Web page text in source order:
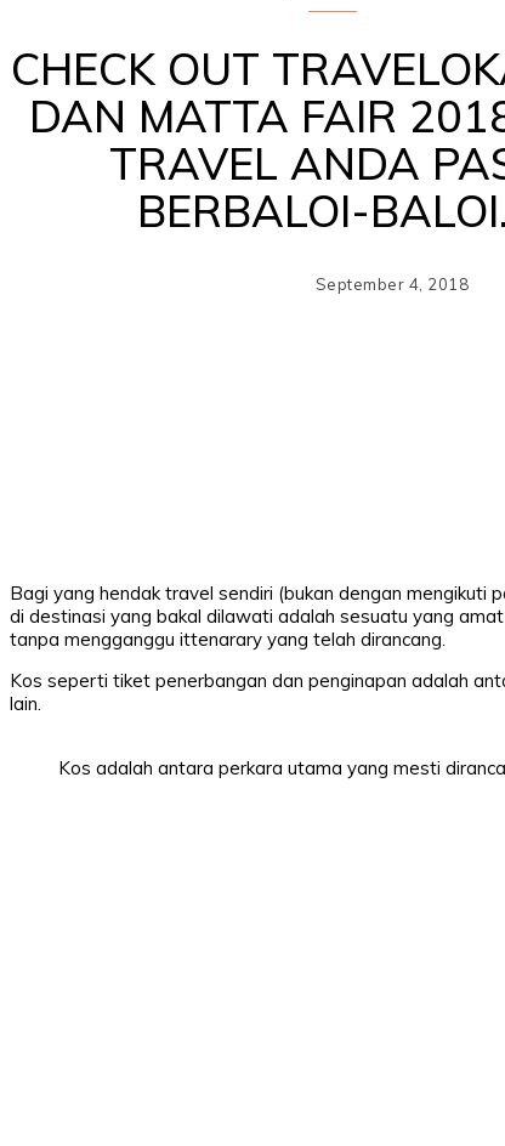
CHECK OUT
DAN MATTA FAIR
TRAVEL ANDA
BERBALOI-
September 4, 2018
Bagi yang hendak travel sendiri (bukan dengan
di destinasi yang bakal dilawati adalah sesuatu yang
tanpa mengganggu ittenarary yang telah dirancang.
Kos seperti tiket penerbangan dan penginapan adalah
lain.
Kos adalah antara perkara utama yang mesti